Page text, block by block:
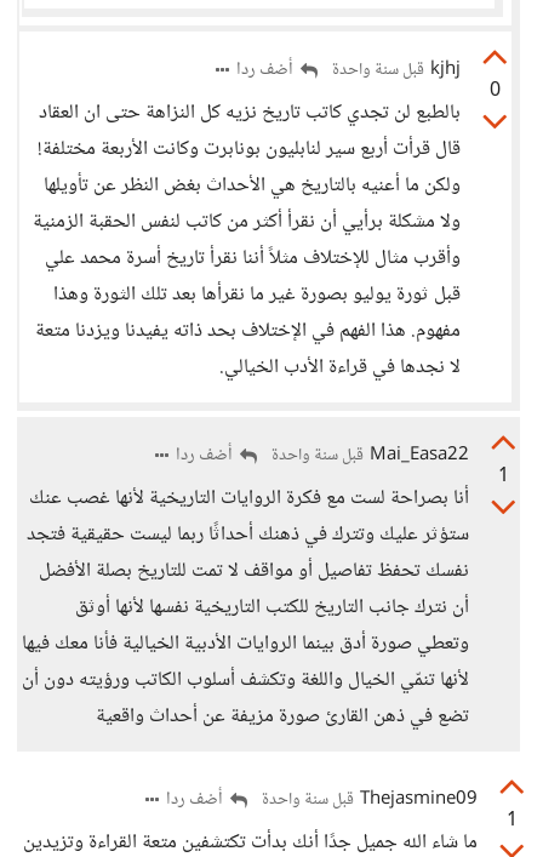
0
kjhj قبل سنة واحدة أضف ردا
بالطبع لن تجدي كاتب تاريخ نزيه كل النزاهة حتى ان العقاد
قال قرأت أربع سير لنابليون بونابرت وكانت الأربعة مختلفة!
ولكن ما أعنيه بالتاريخ هي الأحداث بغض النظر عن تأويلها
ولا مشكلة برأيي أن نقرأ أكثر من كاتب لنفس الحقبة الزمنية
وأقرب مثال للإختلاف مثلاً أننا نقرأ تاريخ أسرة محمد علي
قبل ثورة يوليو بصورة غير ما نقرأها بعد تلك الثورة وهذا
مفهوم. هذا الفهم في الإختلاف بحد ذاته يفيدنا ويزدنا متعة
لا نجدها في قراءة الأدب الخيالي.
1
Mai_Easa22 قبل سنة واحدة أضف ردا
أنا بصراحة لست مع فكرة الروايات التاريخية لأنها غصب عنك
ستؤثر عليك وتترك في ذهنك أحداثًا ربما ليست حقيقية فتجد
نفسك تحفظ تفاصيل أو مواقف لا تمت للتاريخ بصلة الأفضل
أن نترك جانب التاريخ للكتب التاريخية نفسها لأنها أوثق
وتعطي صورة أدق بينما الروايات الأدبية الخيالية فأنا معك فيها
لأنها تنمّي الخيال واللغة وتكشف أسلوب الكاتب ورؤيته دون أن
تضع في ذهن القارئ صورة مزيفة عن أحداث واقعية
1
Thejasmine09 قبل سنة واحدة أضف ردا
ما شاء الله جميل جدًا أنك بدأت تكتشفين متعة القراءة وتزيدين